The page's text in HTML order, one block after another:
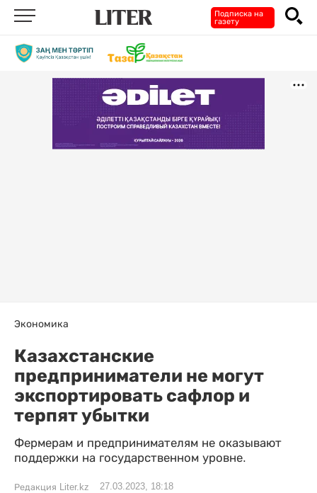
Подписка на
газету
Экономика
Казахстанские
предприниматели не могут
экспортировать сафлор и
терпят убытки
Фермерам и предпринимателям не оказывают
поддержки на государственном уровне.
Редакция Liter.kz 27.03.2023, 18:18